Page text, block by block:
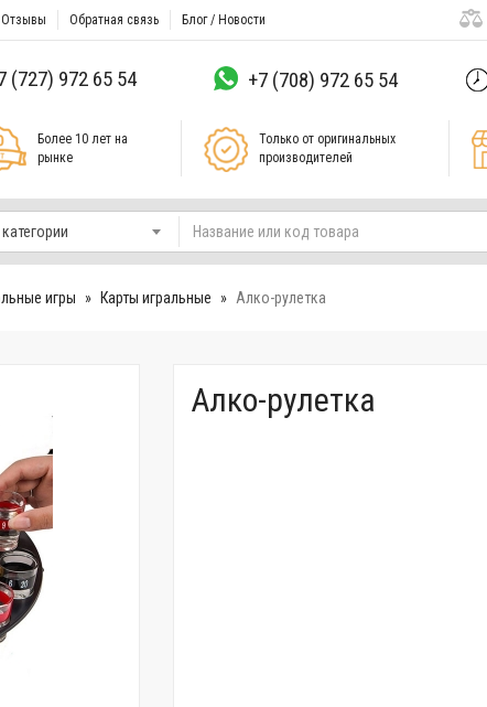
Отзывы Обратная связь Блог / Новости
(727) 972 65 54 +7 (708) 972 65 54
Более 10 лет на
рынке
Только от оригинальных
производителей
игры Карты игральные Алко-рулетка
Алко-рулетка